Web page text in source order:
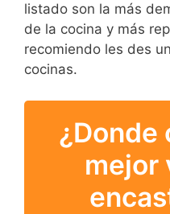
listado son la más
de la cocina y más
recomiendo les des
cocinas.
¿Donde
mejor